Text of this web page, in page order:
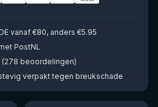
vanaf €80, anders €5.95
PostNL
beoordelingen)
verpakt tegen breukschade